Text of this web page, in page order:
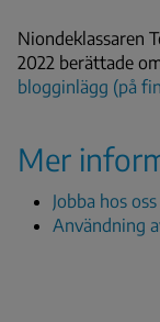
Niondeklassaren
2022 berättade
blogginlägg (på
Mer
Jobba hos oss
Användning